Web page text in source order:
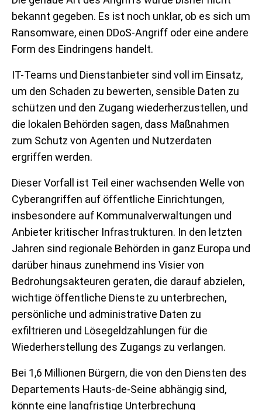
bekannt gegeben. Es ist noch unklar, ob es sich um
Ransomware, einen DDoS-Angriff oder eine andere
Form des Eindringens handelt.
IT-Teams und Dienstanbieter sind voll im Einsatz,
um den Schaden zu bewerten, sensible Daten zu
schützen und den Zugang wiederherzustellen, und
die lokalen Behörden sagen, dass Maßnahmen
zum Schutz von Agenten und Nutzerdaten
ergriffen werden.
Dieser Vorfall ist Teil einer wachsenden Welle von
Cyberangriffen auf öffentliche Einrichtungen,
insbesondere auf Kommunalverwaltungen und
Anbieter kritischer Infrastrukturen. In den letzten
Jahren sind regionale Behörden in ganz Europa und
darüber hinaus zunehmend ins Visier von
Bedrohungsakteuren geraten, die darauf abzielen,
wichtige öffentliche Dienste zu unterbrechen,
persönliche und administrative Daten zu
exfiltrieren und Lösegeldzahlungen für die
Wiederherstellung des Zugangs zu verlangen.
Bei 1,6 Millionen Bürgern, die von den Diensten des
Departements Hauts-de-Seine abhängig sind,
könnte eine langfristige Unterbrechung